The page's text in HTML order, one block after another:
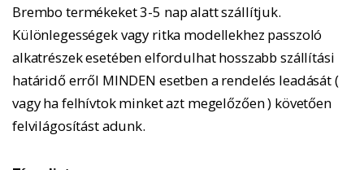
Brembo termékeket 3-5 nap alatt szállítjuk.
Különlegességek vagy ritka modellekhez passzoló
alkatrészek esetében elfordulhat hosszabb szállítási
határidő erről MINDEN esetben a rendelés leadását (
vagy ha felhívtok minket azt megelőzően ) követően
felvilágosítást adunk.